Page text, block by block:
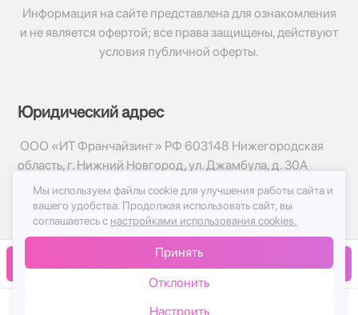
В корзину
Информация на сайте представлена для ознакомления
и не является офертой; все права защищены, действуют
условия публичной оферты.
Юридический адрес
ООО «ИТ Франчайзинг» РФ 603148 Нижегородская
область, г. Нижний Новгород, ул. Джамбула, д. 30А
© 2017-2026г, База Цветов 24.ру
Политика конфиденциальности
Публичная оферта
Мы используем файлы cookie для улучшения работы сайта и
вашего удобства. Продолжая использовать сайт, вы
соглашаетесь с настройками использования cookies.
Принять
Отклонить
Настроить